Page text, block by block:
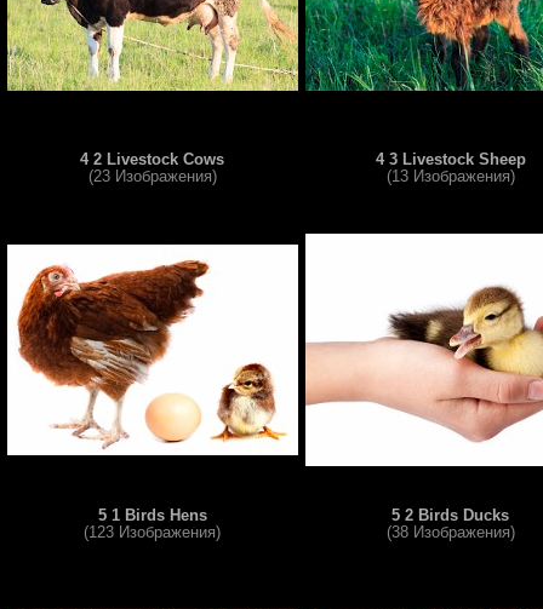
4 2 Livestock Cows
(23 Изображения)
4 3 Livestock Sheep
(13 Изображения)
5 1 Birds Hens
(123 Изображения)
5 2 Birds Ducks
(38 Изображения)